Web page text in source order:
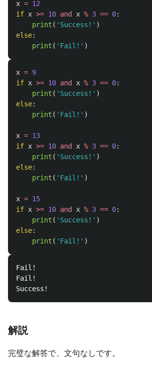
x = 12
if x >= 10 and x % 3 == 0:
print ( ' Success! ' )
else:
print ( ' Fail! ' )
x = 9
if x >= 10 and x % 3 == 0:
print ( ' Success! ' )
else:
print ( ' Fail! ' )
x = 13
if x >= 10 and x % 3 == 0:
print ( ' Success! ' )
else:
print ( ' Fail! ' )
x = 15
if x >= 10 and x % 3 == 0:
print ( ' Success! ' )
else:
print ( ' Fail! ' )
Fail!
Fail!
解説
完璧な解答で、文句なしです。